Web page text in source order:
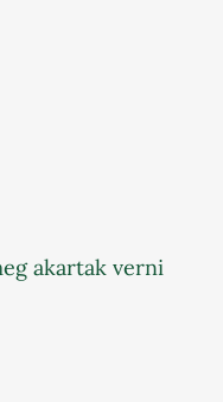
akartak verni